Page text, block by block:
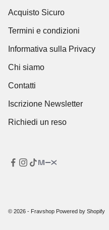
Acquisto Sicuro
Termini e condizioni
Informativa sulla Privacy
Chi siamo
Contatti
Iscrizione Newsletter
Richiedi un reso
© 2026 - Fravshop Powered by Shopify